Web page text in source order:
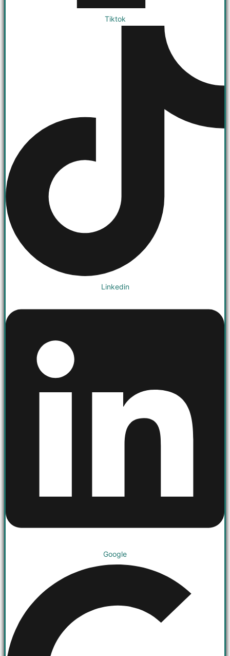
Tiktok
Linkedin
Google